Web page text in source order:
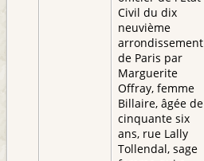
Civil du dix
neuvième
arrondissement
de Paris par
Marguerite
Offray, femme
Billaire, âgée de
cinquante six
ans, rue Lally
Tollendal, sage